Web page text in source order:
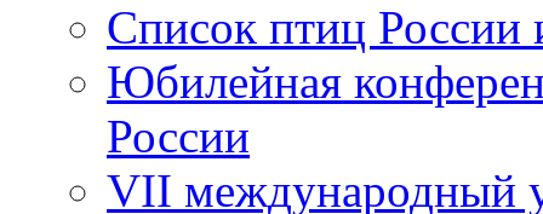
Список птиц России
Юбилейная
России
VII международный